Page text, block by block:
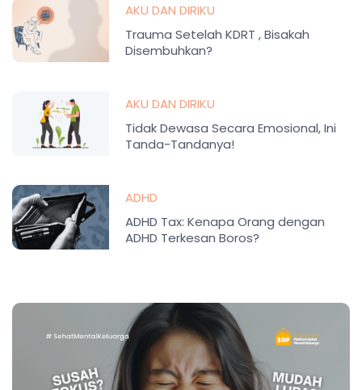
AKU DAN DIRIKU
Trauma Setelah KDRT , Bisakah
Disembuhkan?
AKU DAN DIRIKU
Tidak Dewasa Secara Emosional, Ini
Tanda-Tandanya!
ADHD
ADHD Tax: Kenapa Orang dengan
ADHD Terkesan Boros?